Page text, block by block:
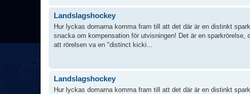
Landslagshockey
Hur lyckas domarna komma fram till att det där är en distinkt
snacka om kompensation för utvisningen! Det är en
att rörelsen va en "distinct kicki...
Landslagshockey
Hur lyckas domarna komma fram till att det där är en distinkt